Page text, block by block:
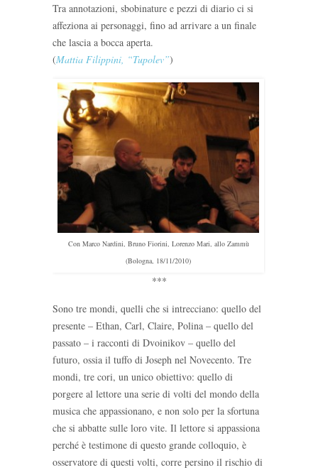
Tra annotazioni, sbobinature e pezzi di diario ci si
affeziona ai personaggi, fino ad arrivare a un finale
che lascia a bocca aperta.
(Mattia Filippini, “Tupolev”)
Con Marco Nardini, Bruno Fiorini, Lorenzo Mari, allo Zammù
(Bologna, 18/11/2010)
***
Sono tre mondi, quelli che si intrecciano: quello del
presente – Ethan, Carl, Claire, Polina – quello del
passato – i racconti di Dvoinikov – quello del
futuro, ossia il tuffo di Joseph nel Novecento. Tre
mondi, tre cori, un unico obiettivo: quello di
porgere al lettore una serie di volti del mondo della
musica che appassionano, e non solo per la sfortuna
che si abbatte sulle loro vite. Il lettore si appassiona
perché è testimone di questo grande colloquio, è
osservatore di questi volti, corre persino il rischio di